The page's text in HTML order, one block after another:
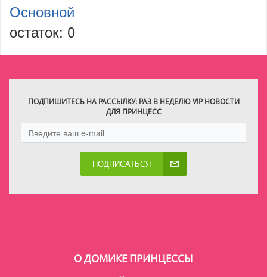
Основной
остаток: 0
ПОДПИШИТЕСЬ НА РАССЫЛКУ: РАЗ В НЕДЕЛЮ VIP НОВОСТИ
ДЛЯ ПРИНЦЕСС
ПОДПИСАТЬСЯ
О ДОМИКЕ ПРИНЦЕССЫ